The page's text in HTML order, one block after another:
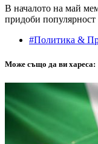
В началото на май
придоби популярност
#Политика &
Може също да ви хареса: